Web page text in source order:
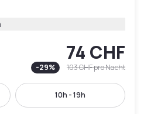
74 CHF
-29% 103 CHFpro Nacht
10h - 19h